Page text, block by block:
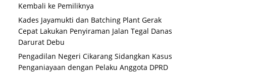
Kembali ke Pemiliknya
Kades Jayamukti dan Batching Plant Gerak
Cepat Lakukan Penyiraman Jalan Tegal Danas
Darurat Debu
Pengadilan Negeri Cikarang Sidangkan Kasus
Penganiayaan dengan Pelaku Anggota DPRD